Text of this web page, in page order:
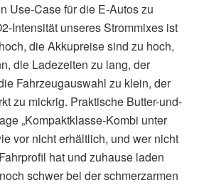
Use-Case für die E-Autos zu
Intensität unseres Strommixes ist
die Akkupreise sind zu hoch,
die Ladezeiten zu lang, der
Fahrzeugauswahl zu klein, der
zu mickrig. Praktische Butter-und-
„Kompaktklasse-Kombi unter
vor nicht erhältlich, und wer nicht
hat und zuhause laden
schwer bei der schmerzarmen